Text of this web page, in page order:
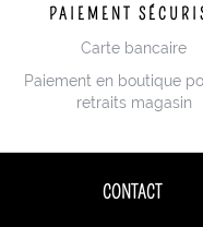
PAIEMENT
Carte bancaire
Paiement en boutique
retraits magasin
CONTACT